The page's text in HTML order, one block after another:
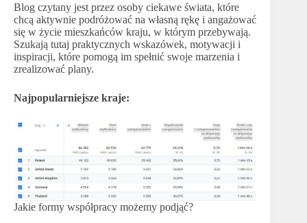
Blog czytany jest przez osoby ciekawe świata, które
chcą aktywnie podróżować na własną rękę i angażować
się w życie mieszkańców kraju, w którym przebywają.
Szukają tutaj praktycznych wskazówek, motywacji i
inspiracji, które pomogą im spełnić swoje marzenia i
zrealizować plany.
Najpopularniejsze kraje:
Jakie formy współpracy możemy podjąć?